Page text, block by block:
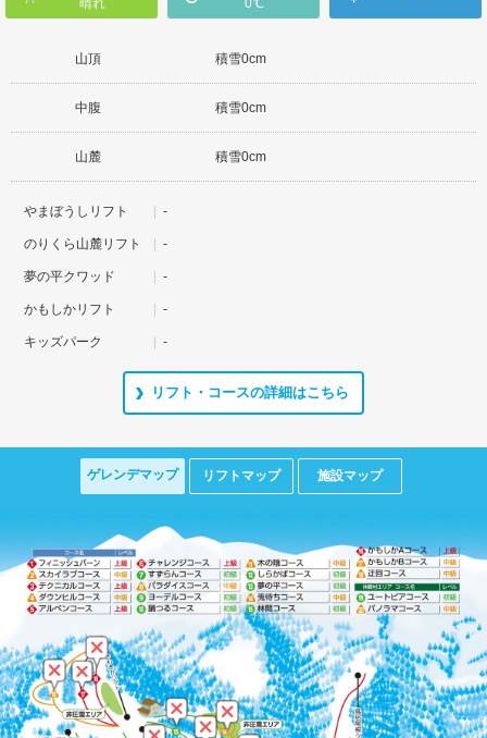
晴れ 0℃
山頂 積雪0cm
中腹 積雪0cm
山麓 積雪0cm
やまぼうしリフト -
のりくら山麓リフト -
夢の平クワッド -
かもしかリフト -
キッズパーク -
リフト・コースの詳細はこちら
ゲレンデマップ リフトマップ 施設マップ